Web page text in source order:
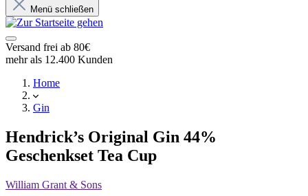
Menü schließen
Versand frei ab 80€
mehr als 12.400 Kunden
Home
Gin
Hendrick’s Original Gin 44%
Geschenkset Tea Cup
William Grant & Sons